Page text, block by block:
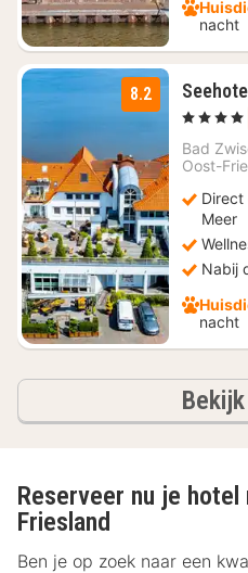
nacht
8.2
, 4 Sterren
Bad
Oost-
Direct
Meer
Nabij
nacht
Reserveer nu je
Friesland
Ben je op zoek naar een